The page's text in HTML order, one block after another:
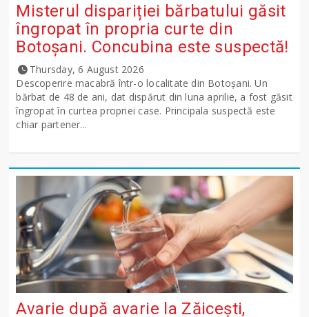
Misterul dispariției bărbatului găsit
îngropat în propria curte din
Botoșani. Concubina este suspectă!
Thursday, 6 August 2026
Descoperire macabră într-o localitate din Botoșani. Un
bărbat de 48 de ani, dat dispărut din luna aprilie, a fost găsit
îngropat în curtea propriei case. Principala suspectă este
chiar partener...
Avarie după avarie la Zăicești,